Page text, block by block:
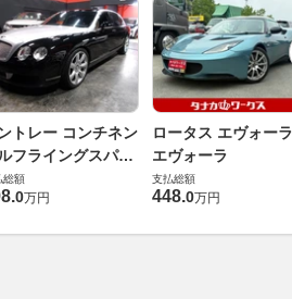
トレー コンチネン
フライングスパー
4WD
総額
.0万円
ロータス エヴォーラ
エヴォーラ
支払総額
448.0万円